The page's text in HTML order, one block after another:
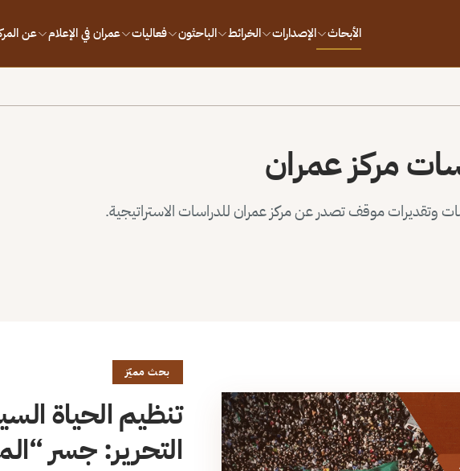
الأبحاث الإصدارات الخرائط الباحثون فعاليات عمران في الإعلام عن
مركز عمران
وتقديرات موقف تصدر عن مركز عمران للدراسات الاستراتيجية.
بحث مميّز
تنظيم الحياة
التحرير: جسر